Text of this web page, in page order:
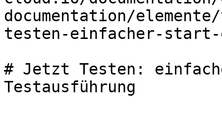
documentation/
testen-einfacher-start-
# Jetzt Testen:
Testausführung